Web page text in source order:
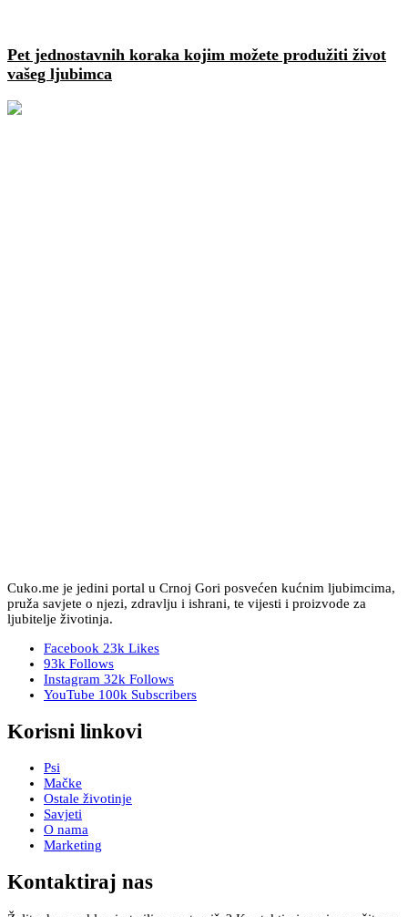
Pet jednostavnih koraka kojim možete produžiti život
vašeg ljubimca
Cuko.me je jedini portal u Crnoj Gori posvećen kućnim ljubimcima,
pruža savjete o njezi, zdravlju i ishrani, te vijesti i proizvode za
ljubitelje životinja.
Facebook 23k Likes
93k Follows
Instagram 32k Follows
YouTube 100k Subscribers
Korisni linkovi
Psi
Mačke
Ostale životinje
Savjeti
O nama
Marketing
Kontaktiraj nas